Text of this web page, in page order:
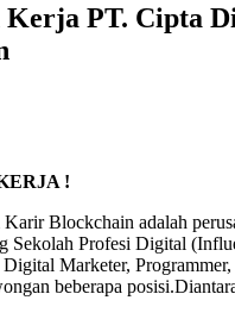
Kerja PT. Cipta
!
Blockchain adalah
Sekolah Profesi Digital
Marketer,
beberapa